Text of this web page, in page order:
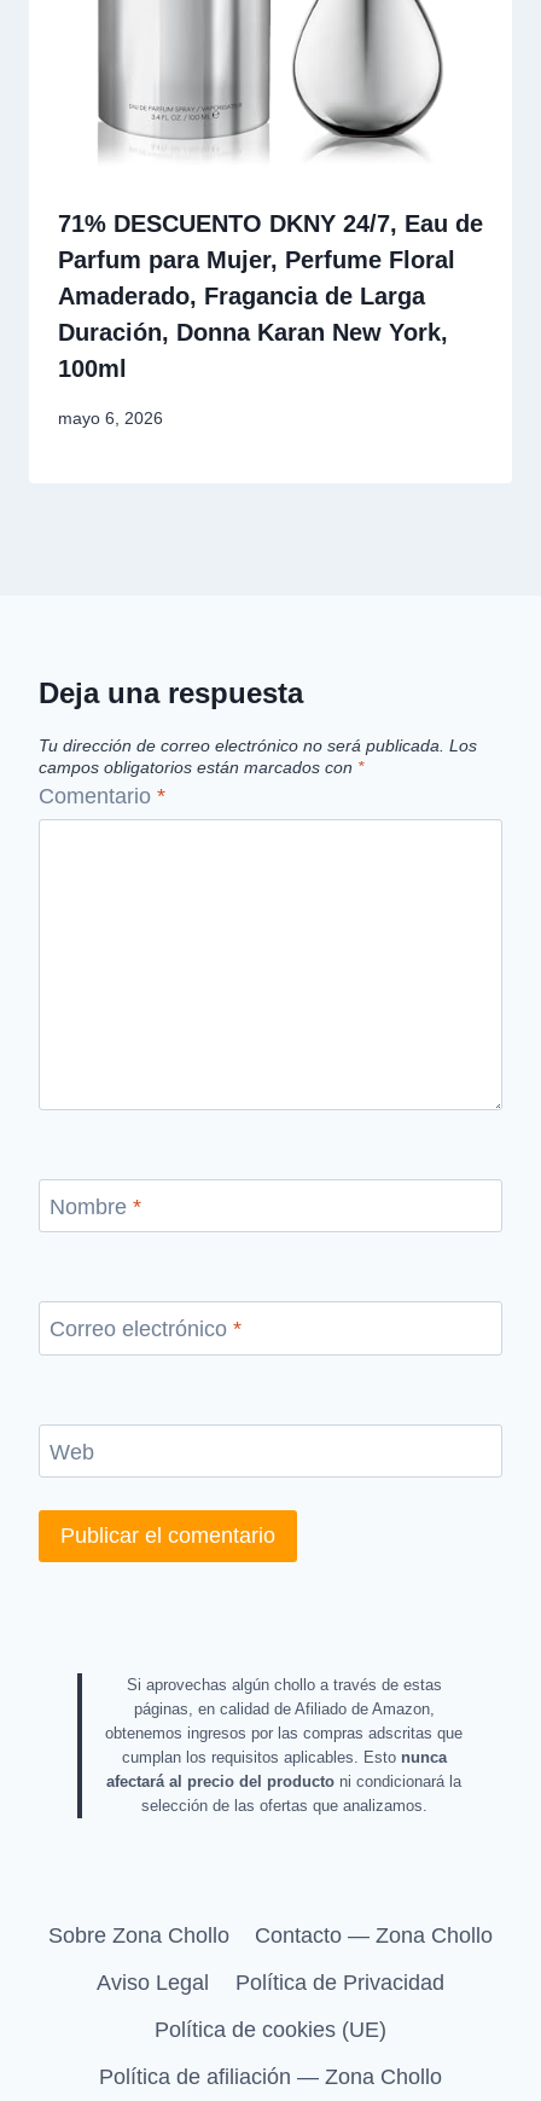
71% DESCUENTO DKNY 24/7, Eau de
Parfum para Mujer, Perfume Floral
Amaderado, Fragancia de Larga
Duración, Donna Karan New York,
100ml
mayo 6, 2026
Deja una respuesta
Tu dirección de correo electrónico no será publicada. Los
campos obligatorios están marcados con *
Comentario *
Nombre *
Correo electrónico *
Web
Si aprovechas algún chollo a través de estas
páginas, en calidad de Afiliado de Amazon,
obtenemos ingresos por las compras adscritas que
cumplan los requisitos aplicables. Esto nunca
afectará al precio del producto ni condicionará la
selección de las ofertas que analizamos.
Sobre Zona Chollo
Contacto — Zona Chollo
Aviso Legal
Política de Privacidad
Política de cookies (UE)
Política de afiliación — Zona Chollo